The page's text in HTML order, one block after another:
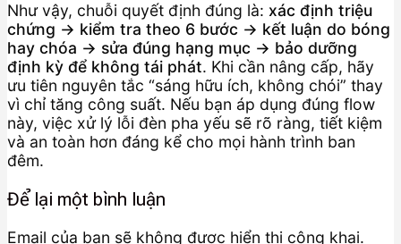
Như vậy, chuỗi quyết định đúng là: xác định triệu
chứng → kiểm tra theo 6 bước → kết luận do bóng
hay chóa → sửa đúng hạng mục → bảo dưỡng
định kỳ để không tái phát. Khi cần nâng cấp, hãy
ưu tiên nguyên tắc “sáng hữu ích, không chói” thay
vì chỉ tăng công suất. Nếu bạn áp dụng đúng flow
này, việc xử lý lỗi đèn pha yếu sẽ rõ ràng, tiết kiệm
và an toàn hơn đáng kể cho mọi hành trình ban
đêm.
Để lại một bình luận
Email của bạn sẽ không được hiển thị công khai.